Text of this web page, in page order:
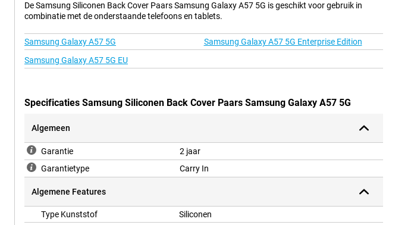
De Samsung Siliconen Back Cover Paars Samsung Galaxy A57 5G is geschikt voor gebruik in
combinatie met de onderstaande telefoons en tablets.
Samsung Galaxy A57 5G
Samsung Galaxy A57 5G Enterprise Edition
Samsung Galaxy A57 5G EU
Specificaties Samsung Siliconen Back Cover Paars Samsung Galaxy A57 5G
Algemeen
Garantie
2 jaar
Garantietype
Carry In
Algemene Features
Type Kunststof
Siliconen